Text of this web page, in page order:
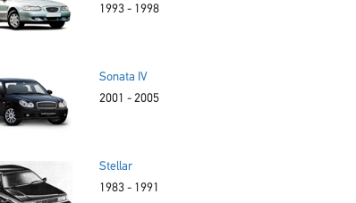
1993 - 1998
Sonata IV
2001 - 2005
Stellar
1983 - 1991